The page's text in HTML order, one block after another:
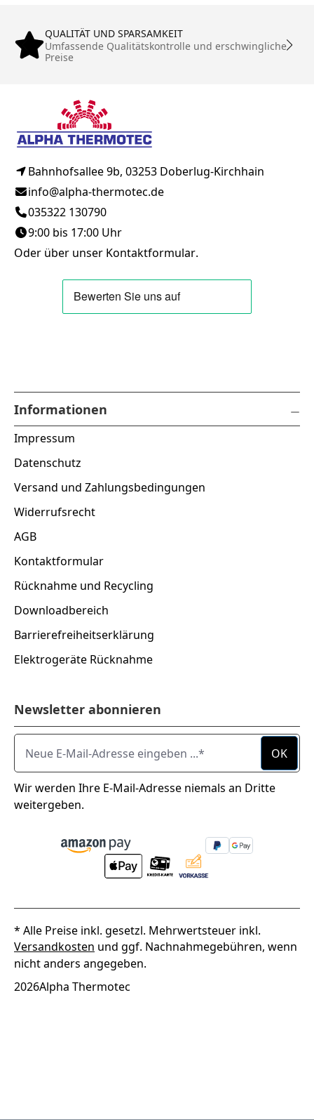
QUALITÄT UND SPARSAMKEIT
Umfassende Qualitätskontrolle und erschwingliche
Preise
Bahnhofsallee 9b, 03253 Doberlug-Kirchhain
info@alpha-thermotec.de
035322 130790
9:00 bis 17:00 Uhr
Oder über unser Kontaktformular.
Informationen
Impressum
Datenschutz
Versand und Zahlungsbedingungen
Widerrufsrecht
AGB
Kontaktformular
Rücknahme und Recycling
Downloadbereich
Barrierefreiheitserklärung
Elektrogeräte Rücknahme
Newsletter abonnieren
Neue E-Mail-Adresse eingeben ...
OK
Wir werden Ihre E-Mail-Adresse niemals an Dritte
weitergeben.
* Alle Preise inkl. gesetzl. Mehrwertsteuer inkl.
Versandkosten und ggf. Nachnahmegebühren, wenn
nicht anders angegeben.
2026Alpha Thermotec